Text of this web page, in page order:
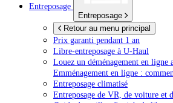
Entreposage
Entreposage
Retour au menu principal
Prix garanti pendant 1 an
Libre-entreposage à U-Haul
Louez un déménagement en ligne
Emménagement en ligne :
Entreposage climatisé
Entreposage de VR, de voiture et